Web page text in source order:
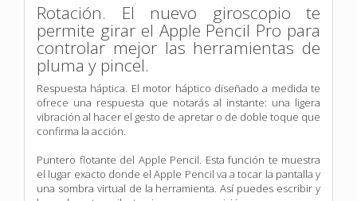
Rotación. El nuevo giroscopio te
permite girar el Apple Pencil Pro para
controlar mejor las herramientas de
pluma y pincel.
Respuesta háptica. El motor háptico diseñado a medida te
ofrece una respuesta que notarás al instante: una ligera
vibración al hacer el gesto de apretar o de doble toque que
confirma la acción.
Puntero flotante del Apple Pencil. Esta función te muestra
el lugar exacto donde el Apple Pencil va a tocar la pantalla y
una sombra virtual de la herramienta. Así puedes escribir y